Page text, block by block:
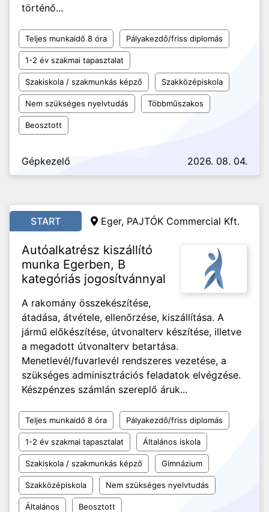
történő...
Teljes munkaidő 8 óra Pályakezdő/friss diplomás
1-2 év szakmai tapasztalat
Szakiskola / szakmunkás képző Szakközépiskola
Nem szükséges nyelvtudás Többműszakos
Beosztott
Gépkezelő 2026. 08. 04.
START Eger, PAJTÓK Commercial Kft.
Autóalkatrész kiszállító
munka Egerben, B
kategóriás jogosítvánnyal
A rakomány összekészítése,
átadása, átvétele, ellenőrzése, kiszállítása. A
jármű előkészítése, útvonalterv készítése, illetve
a megadott útvonalterv betartása.
Menetlevél/fuvarlevél rendszeres vezetése, a
szükséges adminisztrációs feladatok elvégzése.
Készpénzes számlán szereplő áruk...
Teljes munkaidő 8 óra Pályakezdő/friss diplomás
1-2 év szakmai tapasztalat Általános iskola
Szakiskola / szakmunkás képző Gimnázium
Szakközépiskola Nem szükséges nyelvtudás
Általános Beosztott